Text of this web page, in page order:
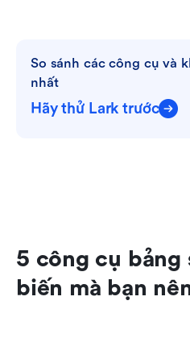
So sánh các công cụ và
nhất
Hãy thử Lark trước
5 công cụ
biến mà bạn